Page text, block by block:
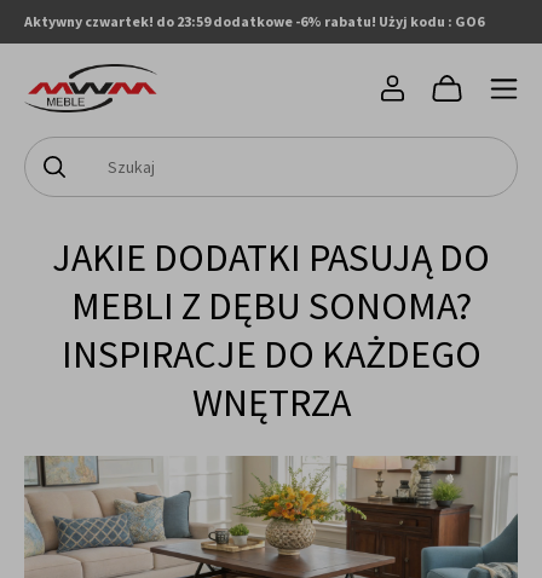
Aktywny czwartek! do 23:59 dodatkowe -6% rabatu! Użyj kodu : GO6
JAKIE DODATKI PASUJĄ DO
MEBLI Z DĘBU SONOMA?
INSPIRACJE DO KAŻDEGO
WNĘTRZA